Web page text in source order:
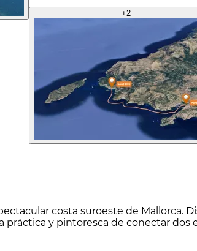
+2
costa suroeste de Mallorca.
y pintoresca de conectar